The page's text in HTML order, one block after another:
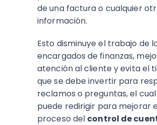
de una factura o cualquier
información.
Esto disminuye el trabajo de
encargados de finanzas,
atención al cliente y evita el
que se debe invertir para
reclamos o preguntas, el
puede redirigir para mejorar
proceso del control de